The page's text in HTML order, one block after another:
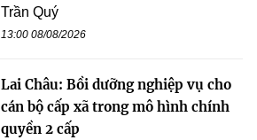
Trần Quý
13:00 08/08/2026
Lai Châu: Bồi dưỡng nghiệp vụ cho
cán bộ cấp xã trong mô hình chính
quyền 2 cấp